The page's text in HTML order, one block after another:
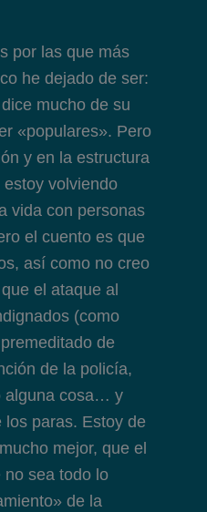
por las que más
he dejado de ser:
mucho de su
«populares». Pero
y en la estructura
volviendo
vida con personas
el cuento es que
así como no creo
el ataque al
(como
de
de la policía,
alguna cosa… y
paras. Estoy de
mejor, que el
no sea todo lo
de la